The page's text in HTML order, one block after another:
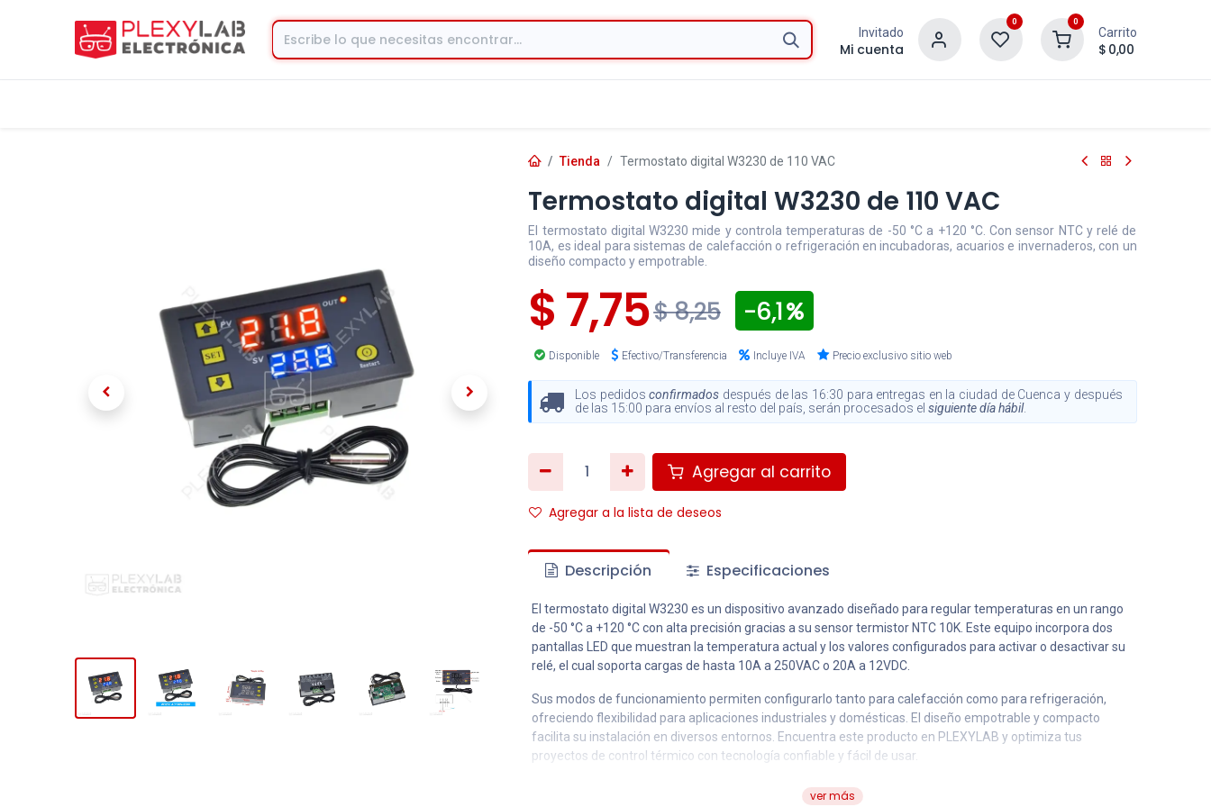
Invitado
Mi cuenta
0 0
Carrito
$ 0,00
Tienda Termostato digital W3230 de 110 VAC
Termostato digital W3230 de 110 VAC
El termostato digital W3230 mide y controla temperaturas de -50 °C a +120 °C. Con sensor NTC y relé de
10A, es ideal para sistemas de calefacción o refrigeración en incubadoras, acuarios e invernaderos, con un
diseño compacto y empotrable.
$7,75$8,25 - 6,1
Disponible Efectivo/Transferencia Incluye IVA Precio exclusivo sitio web
Los pedidosconfirmados después de las 16:30 para entregas en la ciudad de Cuenca y después
de las 15:00 para envíos al resto del país, serán procesados elsiguiente día hábil.
Agregar al carrito
Agregar a la lista de deseos
Descripción Especificaciones
El termostato digital W3230 es un dispositivo avanzado diseñado para regular temperaturas en un rango
de -50 °C a +120 °C con alta precisión gracias a su sensor termistor NTC 10K. Este equipo incorpora dos
pantallas LED que muestran la temperatura actual y los valores configurados para activar o desactivar su
relé, el cual soporta cargas de hasta 10A a 250VAC o 20A a 12VDC.
Sus modos de funcionamiento permiten configurarlo tanto para calefacción como para refrigeración,
ofreciendo flexibilidad para aplicaciones industriales y domésticas. El diseño empotrable y compacto
facilita su instalación en diversos entornos. Encuentra este producto en PLEXYLAB y optimiza tus
proyectos de control térmico con tecnología confiable y fácil de usar.
ver más